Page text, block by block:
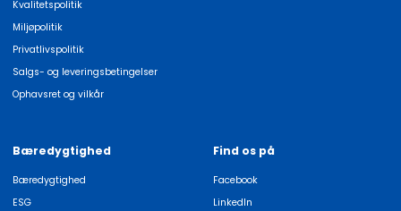
Kvalitetspolitik
Miljøpolitik
Privatlivspolitik
Salgs- og leveringsbetingelser
Ophavsret og vilkår
Bæredygtighed
Bæredygtighed
ESG
Find os på
Facebook
LinkedIn